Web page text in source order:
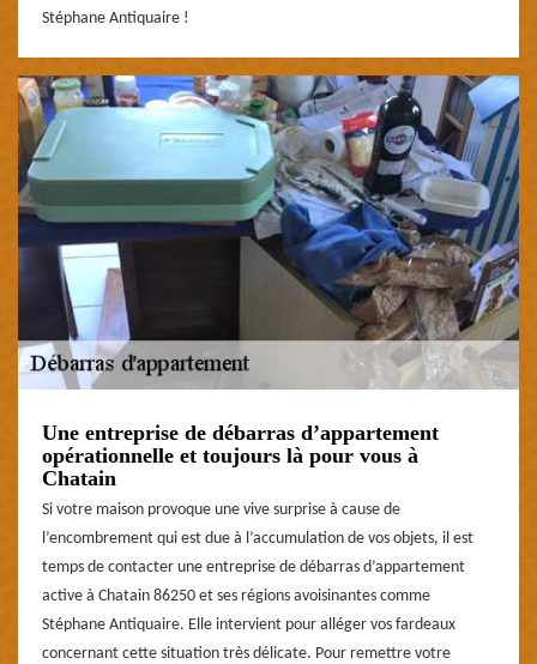
Stéphane Antiquaire !
Une entreprise de débarras d’appartement
opérationnelle et toujours là pour vous à
Chatain
Si votre maison provoque une vive surprise à cause de
l’encombrement qui est due à l’accumulation de vos objets, il est
temps de contacter une entreprise de débarras d’appartement
active à Chatain 86250 et ses régions avoisinantes comme
Stéphane Antiquaire. Elle intervient pour alléger vos fardeaux
concernant cette situation très délicate. Pour remettre votre